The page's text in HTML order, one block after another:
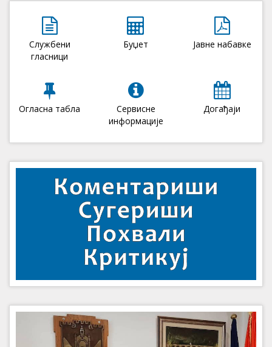
Службени
гласници
Буџет Јавне набавке
Огласна табла
Сервисне
информације
Догађаји